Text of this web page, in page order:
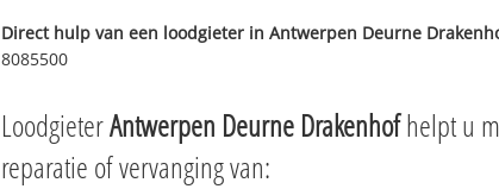
Direct hulp van een loodgieter in Antwerpen Deurne
8085500
LoodgieterAntwerpen Deurne Drakenhofhelpt u
reparatie of vervanging van: